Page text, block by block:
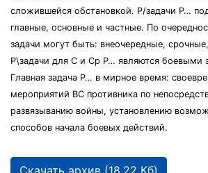
сложившейся обстановкой. Р/задачи Р…
главные, основные и частные. По
задачи могут быть: внеочередные,
Р\задачи для С и Ср Р… являются боевыми
Главная задача Р… в мирное время:
мероприятий ВС противника по
развязыванию войны, установлению
способов начала боевых действий.
Скачать архив (18.22 Кб)